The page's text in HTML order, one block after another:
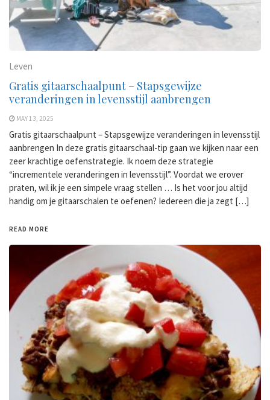
Leven
Gratis gitaarschaalpunt – Stapsgewijze
veranderingen in levensstijl aanbrengen
MAY 13, 2025
Gratis gitaarschaalpunt – Stapsgewijze veranderingen in levensstijl
aanbrengen In deze gratis gitaarschaal-tip gaan we kijken naar een
zeer krachtige oefenstrategie. Ik noem deze strategie
“incrementele veranderingen in levensstijl”. Voordat we erover
praten, wil ik je een simpele vraag stellen … Is het voor jou altijd
handig om je gitaarschalen te oefenen? Iedereen die ja zegt […]
READ MORE